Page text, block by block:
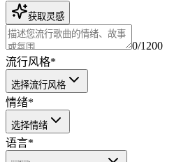
获取灵感
0/1200
流行风格*
选择流行风格
情绪*
选择情绪
语言*